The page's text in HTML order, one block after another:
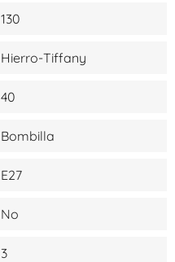
130
Hierro-Tiffany
40
Bombilla
E27
No
3